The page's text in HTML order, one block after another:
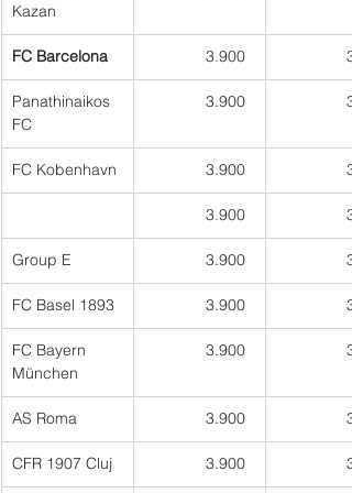
Kazan
FC Barcelona 3.900
Panathinaikos
FC
3.900
FC Kobenhavn 3.900
3.900
Group E 3.900
FC Basel 1893 3.900
FC Bayern
München
3.900
AS Roma 3.900
CFR 1907 Cluj 3.900